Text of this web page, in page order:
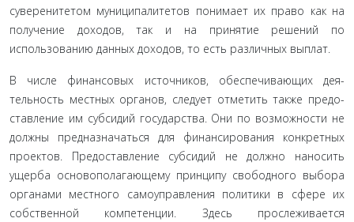
суве­ренитетом муниципалитетов понимает их право как на
полу­чение доходов, так и на принятие решений по
использованию данных доходов, то есть различных выплат.
В числе финансовых источников, обеспечивающих дея­
тельность местных органов, следует отметить также предо­
ставление им субсидий государства. Они по возможности не
должны предназначаться для финансирования конкретных
проектов. Предоставление субсидий не должно наносить
ущерба основополагающему принципу свободного выбора
органами местного самоуправления политики в сфере их
соб­ственной компетенции. Здесь прослеживается